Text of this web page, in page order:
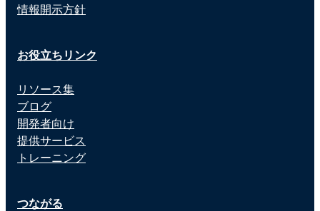
情報開示方針
お役立ちリンク
リソース集
ブログ
開発者向け
提供サービス
トレーニング
つながる